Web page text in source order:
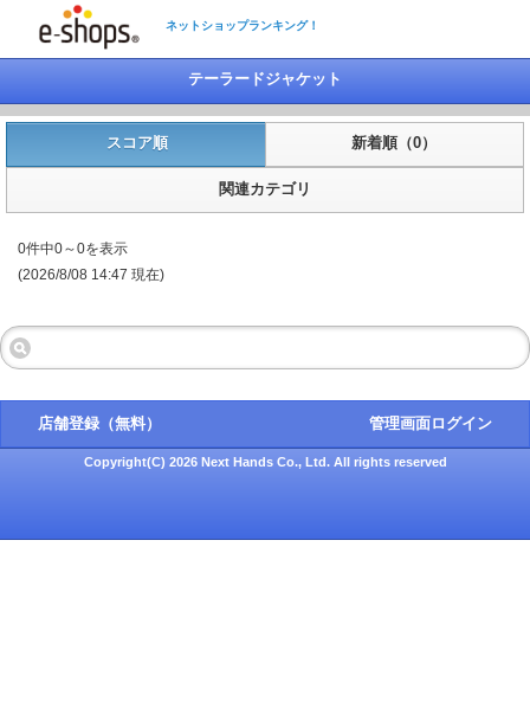
ネットショップランキング！
テーラードジャケット
スコア順 新着順（0）
関連カテゴリ
0件中0～0を表示
(2026/8/08 14:47 現在)
店舗登録（無料） 管理画面ログイン
Copyright(C) 2026 Next Hands Co., Ltd. All rights reserved